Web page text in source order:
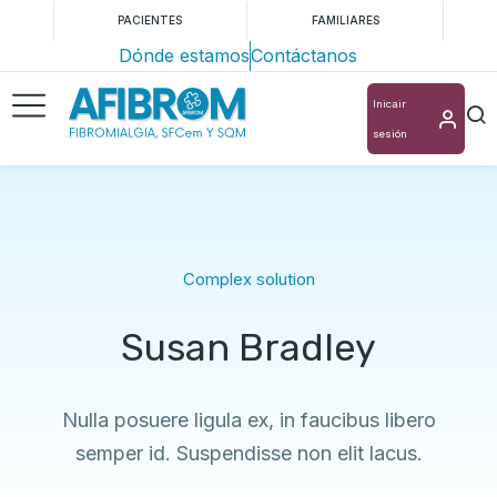
PACIENTES FAMILIARES
Dónde estamosContáctanos
Inicair
sesión
Complex solution
Susan Bradley
Nulla posuere ligula ex, in faucibus libero
semper id. Suspendisse non elit lacus.